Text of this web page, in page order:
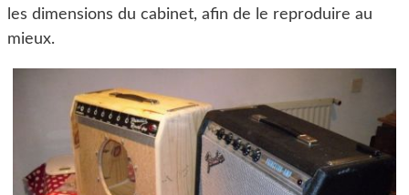
les dimensions du cabinet, afin de le reproduire au
mieux.